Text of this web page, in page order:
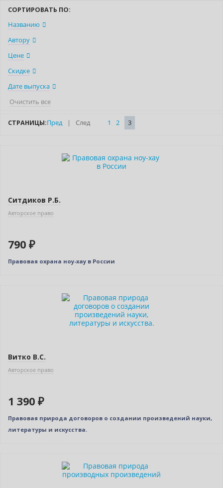
СОРТИРОВАТЬ ПО:
Названию
Автору
Цене
Скидке
Дате выпуска
Очистить все
СТРАНИЦЫ:Пред | След 1 2 3
Ситдиков Р.Б.
Авторское право
790 ₽
Правовая охрана ноу-хау в России
Витко В.С.
Авторское право
1 390 ₽
Правовая природа договоров о создании произведений науки,
литературы и искусства.